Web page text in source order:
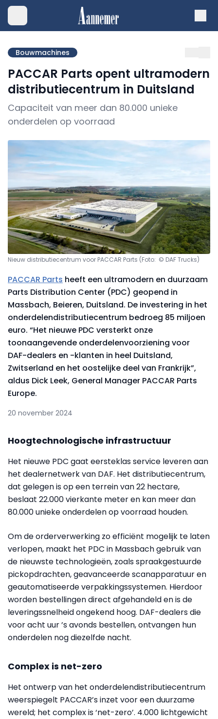
Bouwmachines
PACCAR Parts opent ultramodern
distributiecentrum in Duitsland
Capaciteit van meer dan 80.000 unieke
onderdelen op voorraad
Nieuw distributiecentrum voor PACCAR Parts (Foto: © DAF Trucks)
PACCAR Parts heeft een ultramodern en duurzaam
Parts Distribution Center (PDC) geopend in
Massbach, Beieren, Duitsland. De investering in het
onderdelendistributiecentrum bedroeg 85 miljoen
euro. “Het nieuwe PDC versterkt onze
toonaangevende onderdelenvoorziening voor
DAF-dealers en -klanten in heel Duitsland,
Zwitserland en het oostelijke deel van Frankrijk”,
aldus Dick Leek, General Manager PACCAR Parts
Europe.
20 november 2024
Hoogtechnologische infrastructuur
Het nieuwe PDC gaat eersteklas service leveren aan
het dealernetwerk van DAF. Het distributiecentrum,
dat gelegen is op een terrein van 22 hectare,
beslaat 22.000 vierkante meter en kan meer dan
80.000 unieke onderdelen op voorraad houden.
Om de orderverwerking zo efficiënt mogelijk te laten
verlopen, maakt het PDC in Massbach gebruik van
de nieuwste technologieën, zoals spraakgestuurde
pickopdrachten, geavanceerde scanapparatuur en
geautomatiseerde verpakkingssystemen. Hierdoor
worden bestellingen direct afgehandeld en is de
leveringssnelheid ongekend hoog. DAF-dealers die
voor acht uur ’s avonds bestellen, ontvangen hun
onderdelen nog diezelfde nacht.
Complex is net-zero
Het ontwerp van het onderdelendistributiecentrum
weerspiegelt PACCAR’s inzet voor een duurzame
wereld; het complex is ‘net-zero’. 4.000 lichtgewicht